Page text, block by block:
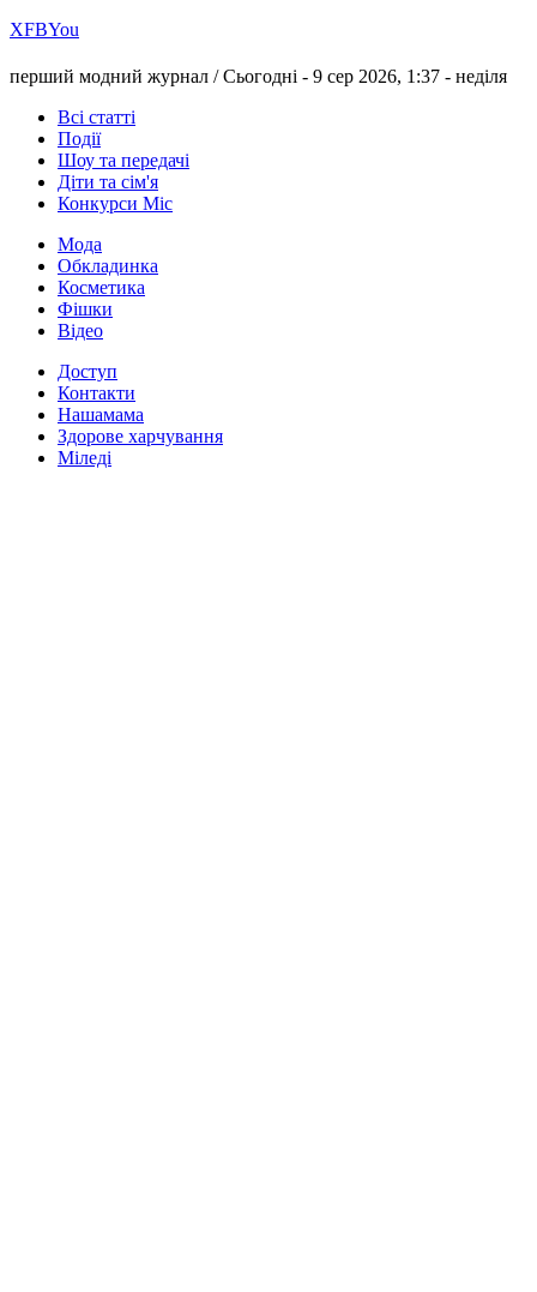
ХFBYou
перший модний журнал /Сьогодні - 9 сер 2026, 1:37 - неділя
Всі статті
Події
Шоу та передачі
Діти та сім'я
Конкурси Міс
Мода
Обкладинка
Косметика
Фішки
Відео
Доступ
Контакти
Нашамама
Здорове харчування
Міледі